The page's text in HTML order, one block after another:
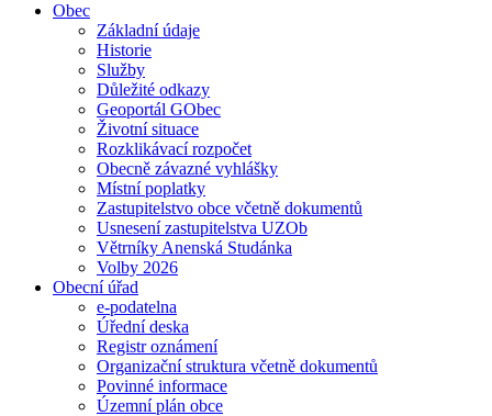
Obec
Základní údaje
Historie
Služby
Důležité odkazy
Geoportál GObec
Životní situace
Rozklikávací rozpočet
Obecně závazné vyhlášky
Místní poplatky
Zastupitelstvo obce včetně dokumentů
Usnesení zastupitelstva UZOb
Větrníky Anenská Studánka
Volby 2026
Obecní úřad
e-podatelna
Úřední deska
Registr oznámení
Organizační struktura včetně dokumentů
Povinné informace
Územní plán obce